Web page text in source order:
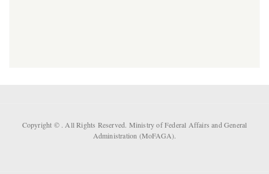
Copyright © . All Rights Reserved. Ministry of Federal Affairs and General
Administration (MoFAGA).